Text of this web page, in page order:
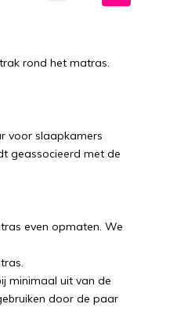
rond het matras.
voor slaapkamers
geassocieerd met de
even opmaten. We
minimaal uit van de
door de paar